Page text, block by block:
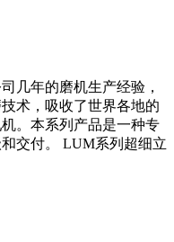
几年的磨机生产经验，
术，吸收了世界各地的
。本系列产品是一种专
交付。 LUM系列超细立